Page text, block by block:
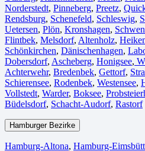
Norderstedt, Pinneberg, Preetz,
Rendsburg, Schenefeld, Schleswig,
Uetersen, Plön, Kronshagen,
Flintbek, Melsdorf, Altenholz,
Schönkirchen, Dänischenhagen,
Dobersdorf, Ascheberg, Honigsee,
Achterwehr, Bredenbek, Gettorf,
Schierensee, Rodenbek, Westensee,
Vollstedt, Warder, Boksee,
Büdelsdorf, Schacht-Audorf, Rastorf
Hamburger Bezirke
Hamburg-Altona, Hamburg-